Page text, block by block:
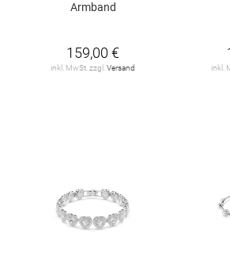
Armband
159,00 €
inkl. MwSt. zzgl. Versand inkl.